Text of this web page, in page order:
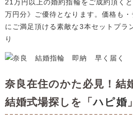
21万円以上の婚約指輪をご成約頂く
万円分》ご優待となります。価格も
にご満足頂ける素敵な3本セットプラ
り
奈良在住のかた必見！結
結婚式場探しを「ハピ婚